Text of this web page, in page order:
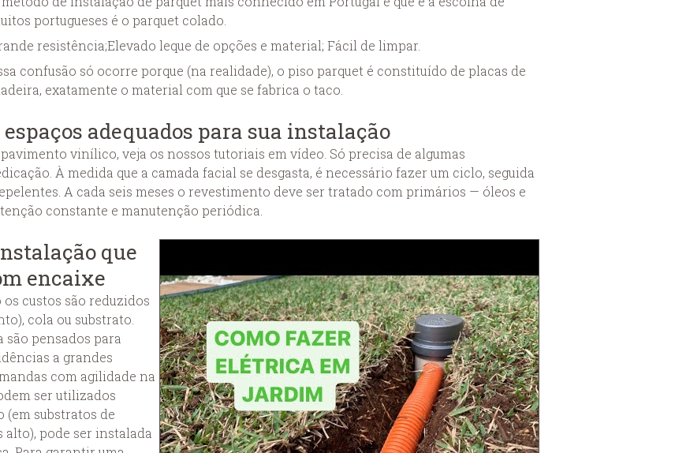
portugueses é o parquet colado.
resistência;Elevado leque de opções e material; Fácil de limpar.
confusão só ocorre porque (na realidade), o piso parquet é constituído de placas de
exatamente o material com que se fabrica o taco.
adequados para sua instalação
vinílico, veja os nossos tutoriais em vídeo. Só precisa de algumas
À medida que a camada facial se desgasta, é necessário fazer um ciclo, seguida
A cada seis meses o revestimento deve ser tratado com primários — óleos e
constante e manutenção periódica.
que
encaixe
custos são reduzidos
cola ou substrato.
pensados para
a grandes
com agilidade na
ser utilizados
(em substratos de
pode ser instalada